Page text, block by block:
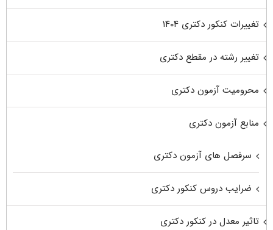
تغییرات کنکور دکتری ۱۴۰۴
تغییر رشته در مقطع دکتری
محرومیت آزمون دکتری
منابع آزمون دکتری
سرفصل های آزمون دکتری
ضرایب دروس کنکور دکتری
تاثیر معدل در کنکور دکتری